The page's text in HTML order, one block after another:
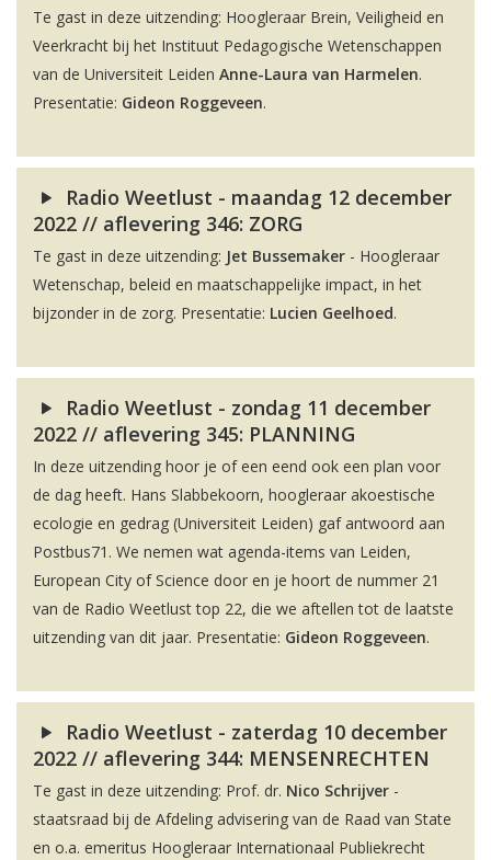
Te gast in deze uitzending: Hoogleraar Brein, Veiligheid en
Veerkracht bij het Instituut Pedagogische Wetenschappen
van de Universiteit Leiden Anne-Laura van Harmelen.
Presentatie: Gideon Roggeveen.
Radio Weetlust - maandag 12 december
2022 // aflevering 346: ZORG
Te gast in deze uitzending: Jet Bussemaker - Hoogleraar
Wetenschap, beleid en maatschappelijke impact, in het
bijzonder in de zorg. Presentatie: Lucien Geelhoed.
Radio Weetlust - zondag 11 december
2022 // aflevering 345: PLANNING
In deze uitzending hoor je of een eend ook een plan voor
de dag heeft. Hans Slabbekoorn, hoogleraar akoestische
ecologie en gedrag (Universiteit Leiden) gaf antwoord aan
Postbus71. We nemen wat agenda-items van Leiden,
European City of Science door en je hoort de nummer 21
van de Radio Weetlust top 22, die we aftellen tot de laatste
uitzending van dit jaar. Presentatie: Gideon Roggeveen.
Radio Weetlust - zaterdag 10 december
2022 // aflevering 344: MENSENRECHTEN
Te gast in deze uitzending: Prof. dr. Nico Schrijver -
staatsraad bij de Afdeling advisering van de Raad van State
en o.a. emeritus Hoogleraar Internationaal Publiekrecht